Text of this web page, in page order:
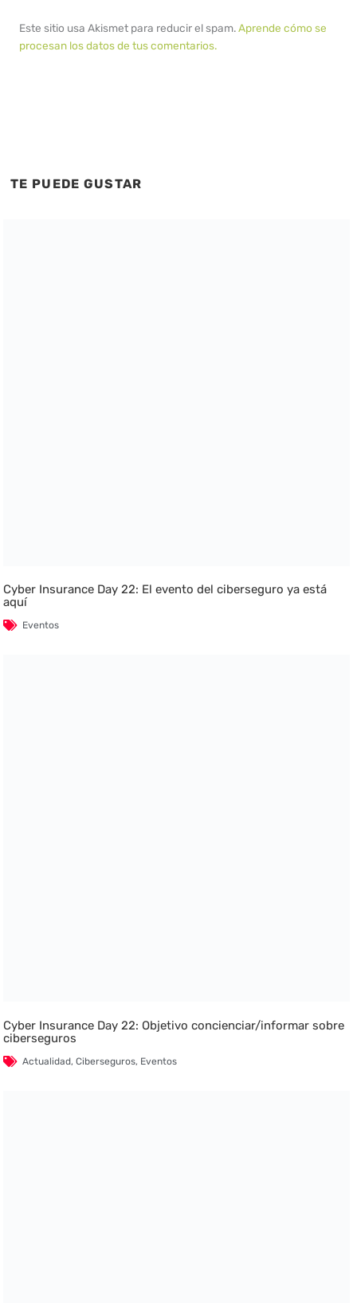
Este sitio usa Akismet para reducir el spam.Aprende cómo se
procesan los datos de tus comentarios.
TE PUEDE GUSTAR
Cyber Insurance Day 22: El evento del ciberseguro ya está
aquí
Eventos
Cyber Insurance Day 22: Objetivo concienciar/informar sobre
ciberseguros
Actualidad,Ciberseguros, Eventos